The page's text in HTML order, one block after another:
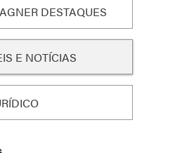
DESTAQUES
E NOTÍCIAS